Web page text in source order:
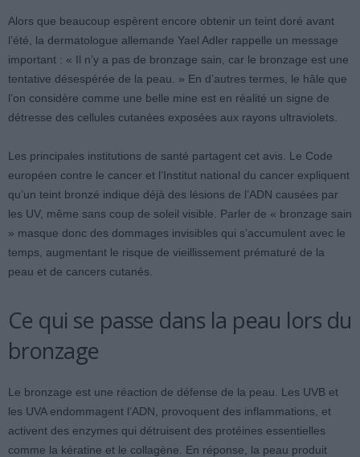
Alors que beaucoup espèrent encore obtenir un teint doré avant
l’été, la dermatologue allemande Yael Adler rappelle un message
important : « Il n’y a pas de bronzage sain, car le bronzage est une
tentative désespérée de la peau. » En d’autres termes, le hâle que
l’on considère comme une belle mine est en réalité un signe de
détresse des cellules cutanées exposées aux rayons ultraviolets.
Les principales institutions de santé partagent cet avis. Le Code
européen contre le cancer et l’Institut national du cancer expliquent
qu’un teint bronzé indique déjà des lésions de l’ADN causées par
les UV, même sans coup de soleil visible. Parler de « bronzage sain
» masque donc des dommages invisibles qui s’accumulent avec le
temps, augmentant le risque de vieillissement prématuré de la
peau et de cancers cutanés.
Ce qui se passe dans la peau lors du
bronzage
Le bronzage est une réaction de défense de la peau. Les UVB et
les UVA endommagent l’ADN, provoquent des inflammations, et
activent des enzymes qui détruisent des protéines essentielles
comme la kératine et le collagène. En réponse, la peau produit